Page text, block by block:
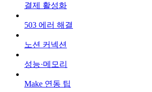
결제 활성화
503 에러 해결
노션 커넥션
성능·메모리
Make 연동 팁